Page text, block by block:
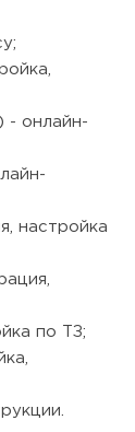
- онлайн-
настройка
по ТЗ;